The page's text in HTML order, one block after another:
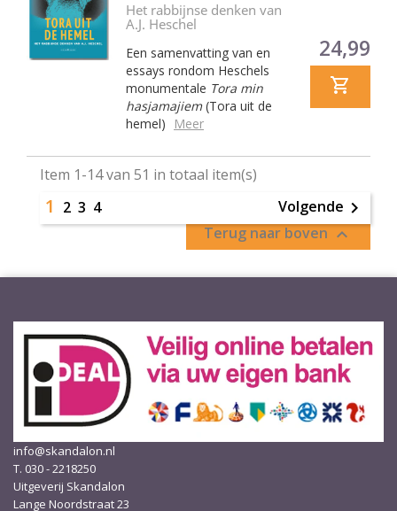
Het rabbijnse denken van
A.J. Heschel
Een samenvatting van en
essays rondom Heschels
monumentale Tora min
hasjamajiem(Tora uit de
hemel)
Meer
Prijs
24,99
Item 1-14 van 51 in totaal item(s)
1 2 3 4 Volgende 
Terug naar boven 
info@skandalon.nl
T. 030 - 2218250
Uitgeverij Skandalon
Lange Noordstraat 23